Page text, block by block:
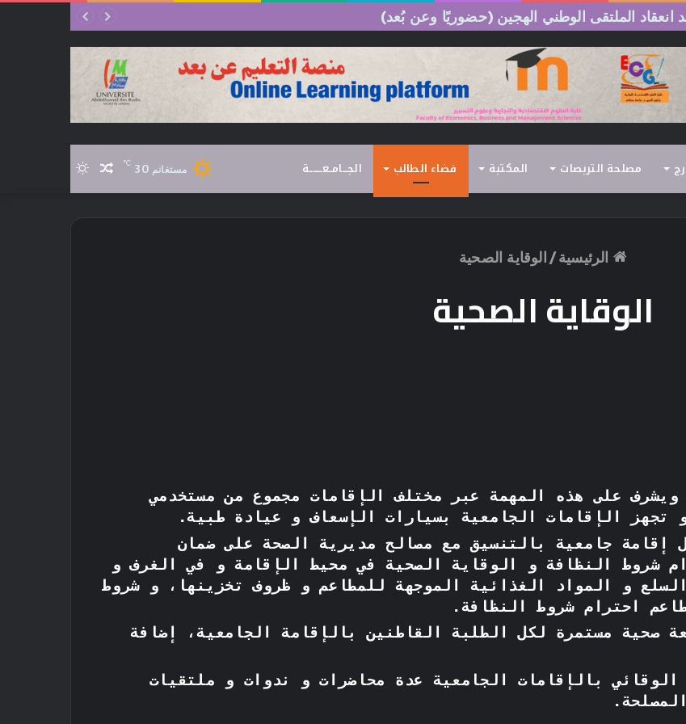
انعقاد الملتقى الوطني الهجين (حضوريًا وعن بُعد)
مصلحة التربصات المكتبة فضاء الطالب الجـــامــعـــــــة الوضعمقال مستغانم 30
℃
الرئيسية/ الوقاية الصحية
الوقاية الصحية
على هذه المهمة عبر مختلف الإقامات مجموع من مستخدمي
تجهز الإقامات الجامعية بسيارات الإسعاف و عيادة طبية.
إقامة جامعية بالتنسيق مع مصالح مديرية الصحة على ضمان
شروط النظافة و الوقاية الصحية في محيط الإقامة و في الغرف و
و المواد الغذائية الموجهة للمطاعم و ظروف تخزينها، و شروط
احترام شروط النظافة.
صحية مستمرة لكل الطلبة القاطنين بالإقامة الجامعية، إضافة
بالإقامات الجامعية عدة محاضرات و ندوات و ملتقيات